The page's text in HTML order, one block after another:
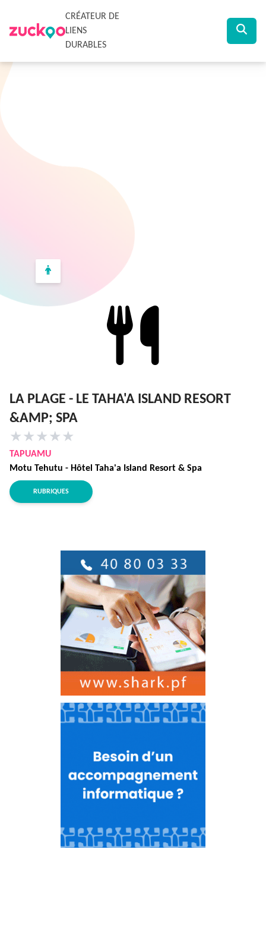
CRÉATEUR DE
LIENS
DURABLES
LA PLAGE - LE TAHA'A ISLAND RESORT
&AMP; SPA
★ ★ ★ ★ ★
TAPUAMU
Motu Tehutu - Hôtel Taha'a Island Resort & Spa
RUBRIQUES